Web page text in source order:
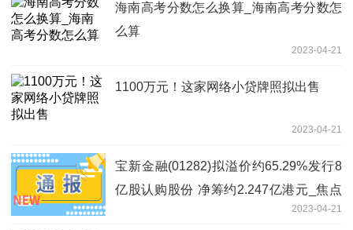
海南高考分数怎么换算_海南高考分数怎
么算
2023-04-21
1100万元！这家网络小贷牌照拟出售
2023-04-21
宝新金融(01282)拟溢价约65.29%发行8
亿股认购股份 净筹约2.247亿港元_焦点
2023-04-21